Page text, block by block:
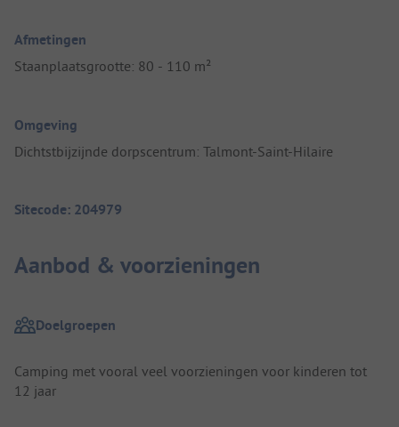
Afmetingen
Staanplaatsgrootte: 80 - 110 m²
Omgeving
Dichtstbijzijnde dorpscentrum: Talmont-Saint-Hilaire
Sitecode: 204979
Aanbod & voorzieningen
Doelgroepen
Camping met vooral veel voorzieningen voor kinderen tot
12 jaar